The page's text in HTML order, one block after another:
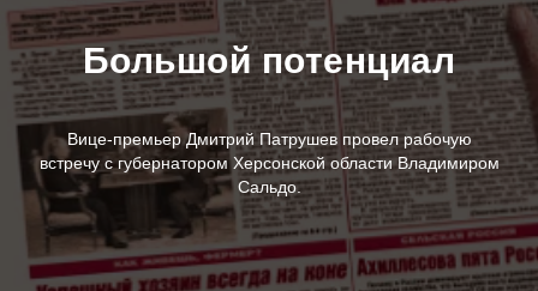
Большой потенциал
Вице-премьер Дмитрий Патрушев провел рабочую
встречу с губернатором Херсонской области Владимиром
Сальдо.